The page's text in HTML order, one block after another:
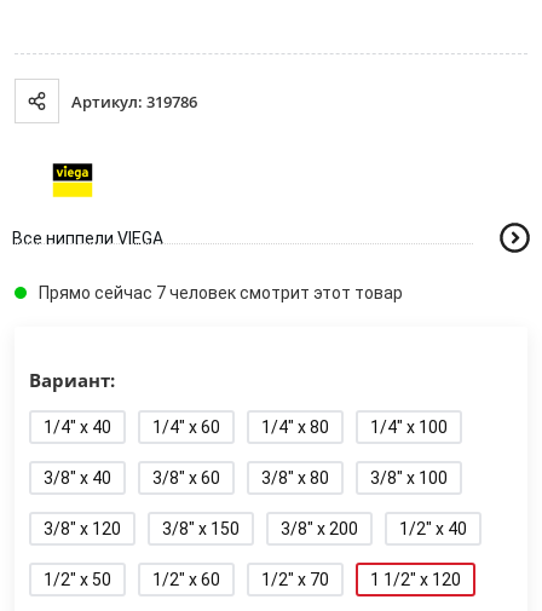
Артикул: 319786
Все ниппели VIEGA
Прямо сейчас 7 человек смотрит этот товар
Вариант:
1/4" x 40 1/4" x 60 1/4" x 80 1/4" x 100
3/8" x 40 3/8" x 60 3/8" x 80 3/8" x 100
3/8" x 120 3/8" x 150 3/8" x 200 1/2" x 40
1/2" x 50 1/2" x 60 1/2" x 70 1 1/2" x 120